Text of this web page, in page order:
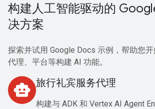
构建人工智能驱动的
决方案
探索并试用 Google Docs 示例，帮助您开
代理、平台等构建 AI 功能。
smart_toy 旅行礼宾服务代理
构建与 ADK 和 Vertex AI Agent